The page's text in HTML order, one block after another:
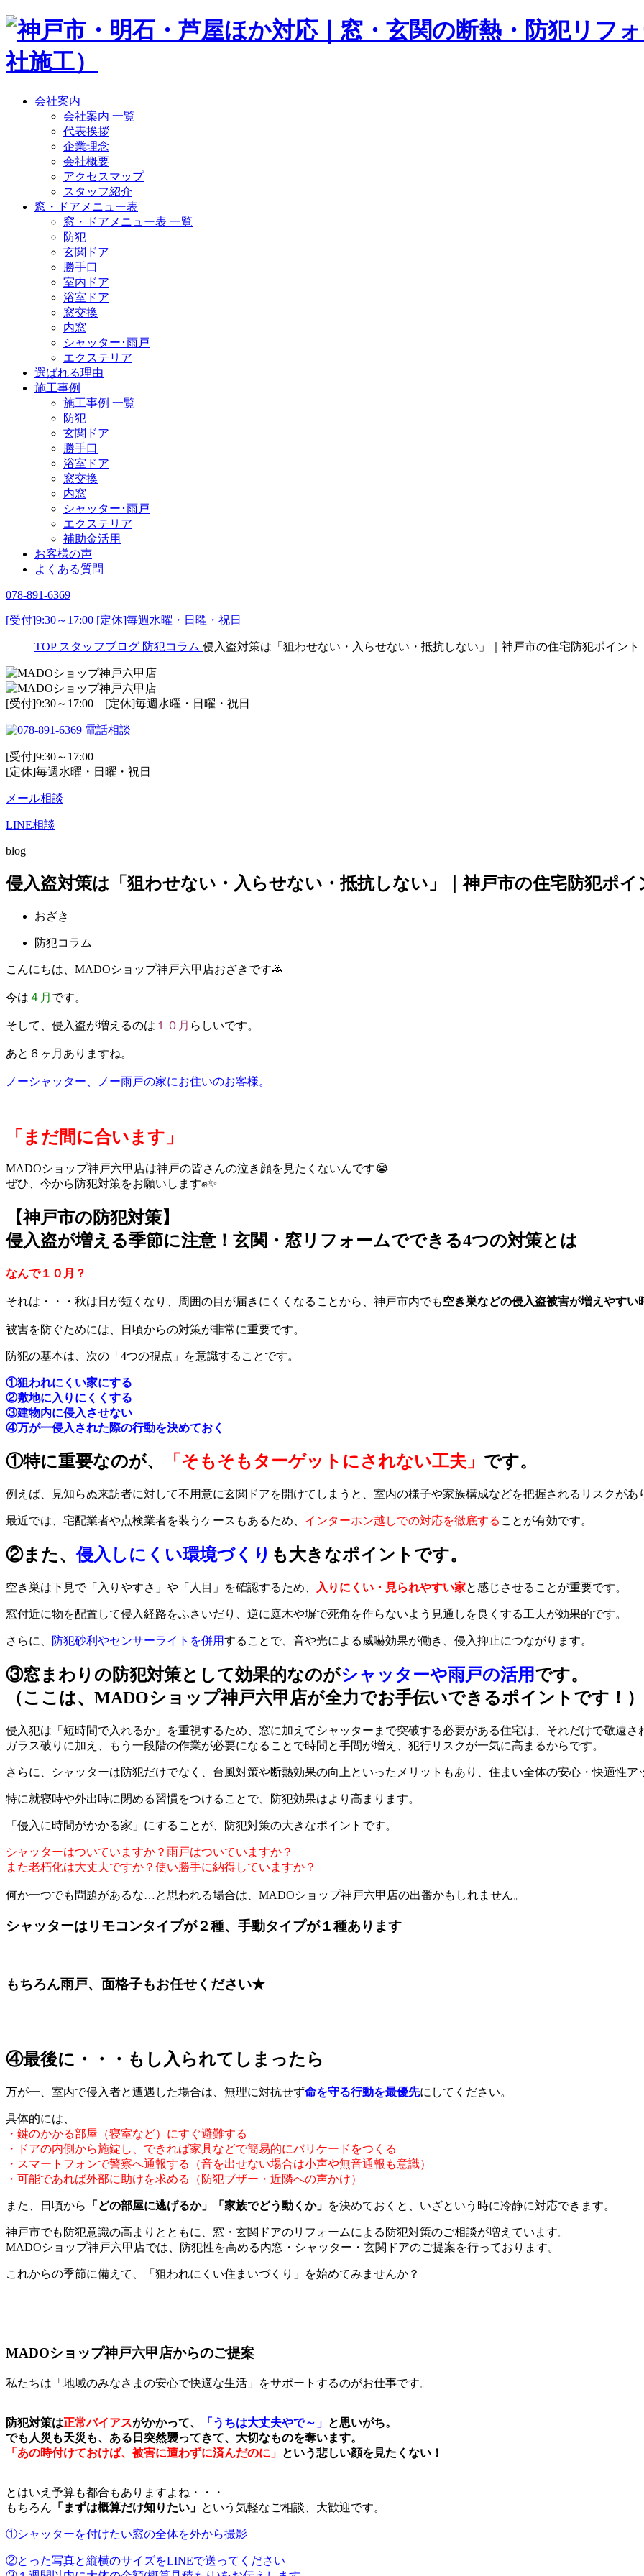
会社案内
会社案内 一覧
代表挨拶
企業理念
会社概要
アクセスマップ
スタッフ紹介
窓・ドアメニュー表
窓・ドアメニュー表 一覧
防犯
玄関ドア
勝手口
室内ドア
浴室ドア
窓交換
内窓
シャッター･雨戸
エクステリア
選ばれる理由
施工事例
施工事例 一覧
防犯
玄関ドア
勝手口
浴室ドア
窓交換
内窓
シャッター･雨戸
エクステリア
補助金活用
お客様の声
よくある質問
078-891-6369
[受付]9:30～17:00 [定休]毎週水曜・日曜・祝日
TOP スタッフブログ 防犯コラム 侵入盗対策は「狙わせない・入らせない・抵抗しない」｜神戸市の住宅防犯ポイント
[受付]9:30～17:00 [定休]毎週水曜・日曜・祝日
電話相談
[受付]9:30～17:00
[定休]毎週水曜・日曜・祝日
メール相談
LINE相談
blog
侵入盗対策は「狙わせない・入らせない・抵抗しない」｜神戸市の住宅防犯ポイ
おざき
防犯コラム
こんにちは、MADOショップ神戸六甲店おざきです🚓
今は ４月 です。
そして、侵入盗が増えるのは １０月 らしいです。
あと６ヶ月ありますね。
ノーシャッター、ノー雨戸の家にお住いのお客様。
「まだ間に合います」
MADOショップ神戸六甲店は神戸の皆さんの泣き顔を見たくないんです😭
ぜひ、今から防犯対策をお願いします✊✨
【神戸市の防犯対策】
侵入盗が増える季節に注意！玄関・窓リフォームでできる4つの対策とは
なんで１０月？
それは・・・秋は日が短くなり、周囲の目が届きにくくなることから、神戸市内でも空き巣などの侵入盗被害が増えやすい
被害を防ぐためには、日頃からの対策が非常に重要です。
防犯の基本は、次の「4つの視点」を意識することです。
①狙われにくい家にする
②敷地に入りにくくする
③建物内に侵入させない
④万が一侵入された際の行動を決めておく
①特に重要なのが、 「そもそもターゲットにされない工夫」 です。
例えば、見知らぬ来訪者に対して不用意に玄関ドアを開けてしまうと、室内の様子や家族構成などを把握されるリスクがあ
最近では、宅配業者や点検業者を装うケースもあるため、 インターホン越しでの対応を徹底する ことが有効です。
②また、侵入しにくい環境づくり も大きなポイントです。
空き巣は下見で「入りやすさ」や「人目」を確認するため、 入りにくい・見られやすい家と感じさせることが重要です。
窓付近に物を配置して侵入経路をふさいだり、逆に庭木や塀で死角を作らないよう見通しを良くする工夫が効果的です。
さらに、 防犯砂利やセンサーライトを併用することで、音や光による威嚇効果が働き、侵入抑止につながります。
③窓まわりの防犯対策として効果的なのがシャッターや雨戸の活用です。
（ここは、MADOショップ神戸六甲店が全力でお手伝いできるポイントです！）
侵入犯は「短時間で入れるか」を重視するため、窓に加えてシャッターまで突破する必要がある住宅は、それだけで敬遠さ
ガラス破りに加え、もう一段階の作業が必要になることで時間と手間が増え、犯行リスクが一気に高まるからです。
さらに、シャッターは防犯だけでなく、台風対策や断熱効果の向上といったメリットもあり、住まい全体の安心・快適性ア
特に就寝時や外出時に閉める習慣をつけることで、防犯効果はより高まります。
「侵入に時間がかかる家」にすることが、防犯対策の大きなポイントです。
シャッターはついていますか？雨戸はついていますか？
また老朽化は大丈夫ですか？使い勝手に納得していますか？
何か一つでも問題があるな…と思われる場合は、MADOショップ神戸六甲店の出番かもしれません。
シャッターはリモコンタイプが２種、手動タイプが１種あります
もちろん雨戸、面格子もお任せください★
④最後に・・・もし入られてしまったら
万が一、室内で侵入者と遭遇した場合は、無理に対抗せず命を守る行動を最優先にしてください。
具体的には、
・鍵のかかる部屋（寝室など）にすぐ避難する
・ドアの内側から施錠し、できれば家具などで簡易的にバリケードをつくる
・スマートフォンで警察へ通報する（音を出せない場合は小声や無音通報も意識）
・可能であれば外部に助けを求める（防犯ブザー・近隣への声かけ）
また、日頃から 「どの部屋に逃げるか」「家族でどう動くか」 を決めておくと、いざという時に冷静に対応できます。
神戸市でも防犯意識の高まりとともに、窓・玄関ドアのリフォームによる防犯対策のご相談が増えています。
MADOショップ神戸六甲店では、防犯性を高める内窓・シャッター・玄関ドアのご提案を行っております。
これからの季節に備えて、「狙われにくい住まいづくり」を始めてみませんか？
MADOショップ神戸六甲店からのご提案
私たちは「地域のみなさまの安心で快適な生活」をサポートするのがお仕事です。
防犯対策は正常バイアスがかかって、 「うちは大丈夫やで～」 と思いがち。
でも人災も天災も、ある日突然襲ってきて、大切なものを奪います。
「あの時付けておけば、被害に遭わずに済んだのに」 という悲しい顔を見たくない！
とはいえ予算も都合もありますよね・・・
もちろん 「まずは概算だけ知りたい」 という気軽なご相談、大歓迎です。
①シャッターを付けたい窓の全体を外から撮影
②とった写真と縦横のサイズをLINEで送ってください